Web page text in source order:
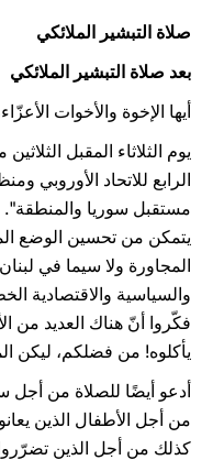
صلاة التبشير الملائكي
بعد صلاة التبشير الملائكي
أيها الإخوة والأخوات
يوم الثلاثاء المقبل
الرابع للاتحاد الأوروبي
مستقبل سوريا والمنطقة".
يتمكن من تحسين الوضع
المجاورة ولا سيما في
والسياسية والاقتصادية
فكّروا أنّ هناك العديد من
يأكلوه! من فضلكم، ليكن
أدعو أيضًا للصلاة من
من أجل الأطفال الذين
كذلك من أجل الذين